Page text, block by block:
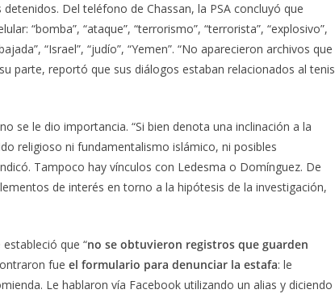
Del teléfono de Chassan, la PSA concluyó que
“bomba”, “ataque”, “terrorismo”, “terrorista”, “explosivo”,
“Israel”, “judío”, “Yemen”. “No aparecieron archivos que
parte, reportó que sus diálogos estaban relacionados al tenis
se le dio importancia. “Si bien denota una inclinación a la
religioso ni fundamentalismo islámico, ni posibles
Tampoco hay vínculos con Ledesma o Domínguez. De
de interés en torno a la hipótesis de la investigación,
que “no se obtuvieron registros que guarden
fue el formulario para denunciar la estafa: le
Le hablaron vía Facebook utilizando un alias y diciendo